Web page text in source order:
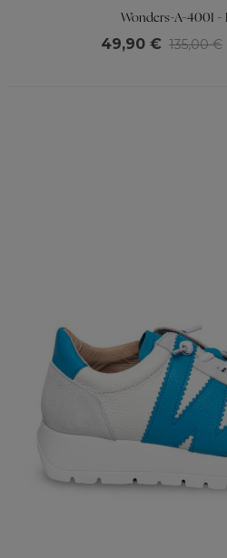
Wonders-A-4001 -
49,90 € 135,00 €